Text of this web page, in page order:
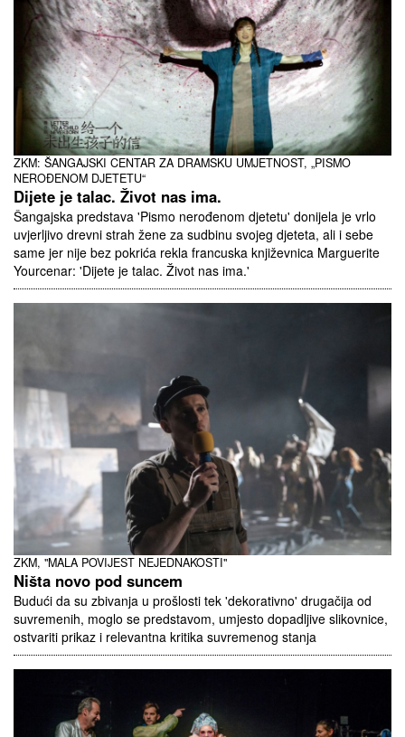
ZKM: ŠANGAJSKI CENTAR ZA DRAMSKU UMJETNOST, „PISMO
NEROĐENOM DJETETU“
Dijete je talac. Život nas ima.
Šangajska predstava 'Pismo nerođenom djetetu' donijela je vrlo
uvjerljivo drevni strah žene za sudbinu svojeg djeteta, ali i sebe
same jer nije bez pokrića rekla francuska književnica Marguerite
Yourcenar: 'Dijete je talac. Život nas ima.'
ZKM, "MALA POVIJEST NEJEDNAKOSTI"
Ništa novo pod suncem
Budući da su zbivanja u prošlosti tek 'dekorativno' drugačija od
suvremenih, moglo se predstavom, umjesto dopadljive slikovnice,
ostvariti prikaz i relevantna kritika suvremenog stanja